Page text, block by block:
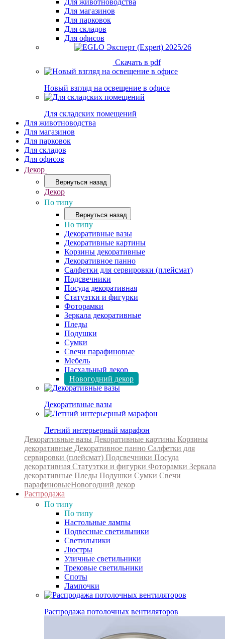
Для животноводства
Для магазинов
Для парковок
Для складов
Для офисов
Скачать в pdf
Новый взгляд на освещение в офисе
Для складских помещений
Для животноводства
Для магазинов
Для парковок
Для складов
Для офисов
Декор
Вернуться назад
Декор
По типу
Вернуться назад
По типу
Декоративные вазы
Декоративные картины
Корзины декоративные
Декоративное панно
Салфетки для сервировки (плейсмат)
Подсвечники
Посуда декоративная
Статуэтки и фигурки
Фоторамки
Зеркала декоративные
Пледы
Подушки
Сумки
Свечи парафиновые
Мебель
Пасхальный декор
Новогодний декор
Декоративные вазы
Летний интерьерный марафон
Декоративные вазы Декоративные картины Корзины
декоративные Декоративное панно Салфетки для
сервировки (плейсмат) Подсвечники Посуда
декоративная Статуэтки и фигурки Фоторамки Зеркала
декоративные Пледы Подушки Сумки Свечи
парафиновыеНовогодний декор
Распродажа
По типу
По типу
Настольные лампы
Подвесные светильники
Светильники
Люстры
Уличные светильники
Трековые светильники
Споты
Лампочки
Распродажа потолочных вентиляторов